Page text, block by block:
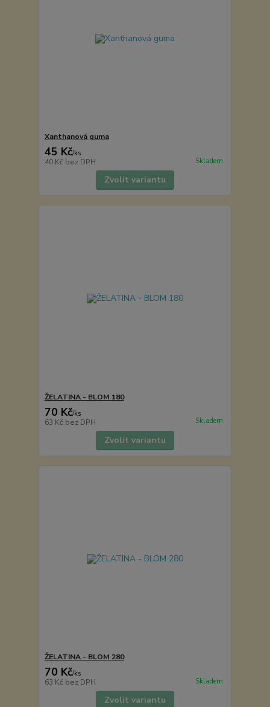
Xanthanová guma
45 Kč/ks
40 Kč bez DPH Skladem
Zvolit variantu
ŽELATINA - BLOM 180
70 Kč/ks
63 Kč bez DPH Skladem
Zvolit variantu
ŽELATINA - BLOM 280
70 Kč/ks
63 Kč bez DPH Skladem
Zvolit variantu